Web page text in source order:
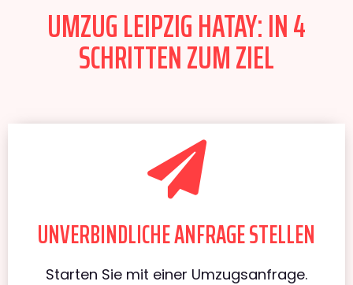
UMZUG LEIPZIG HATAY: IN 4
SCHRITTEN ZUM ZIEL
UNVERBINDLICHE ANFRAGE STELLEN
Starten Sie mit einer Umzugsanfrage.